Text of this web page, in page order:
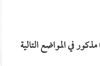
في المواضع التالية